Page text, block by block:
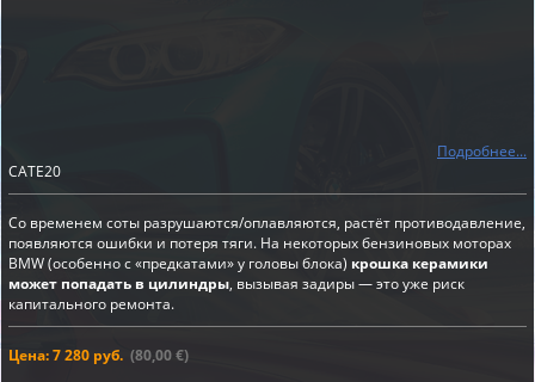
Подробнее...
CATE20
Со временем соты разрушаются/оплавляются, растёт противодавление,
появляются ошибки и потеря тяги. На некоторых бензиновых моторах
BMW (особенно с «предкатами» у головы блока) крошка керамики
может попадать в цилиндры, вызывая задиры — это уже риск
капитального ремонта.
Цена: 7 280 руб. (80,00 €)